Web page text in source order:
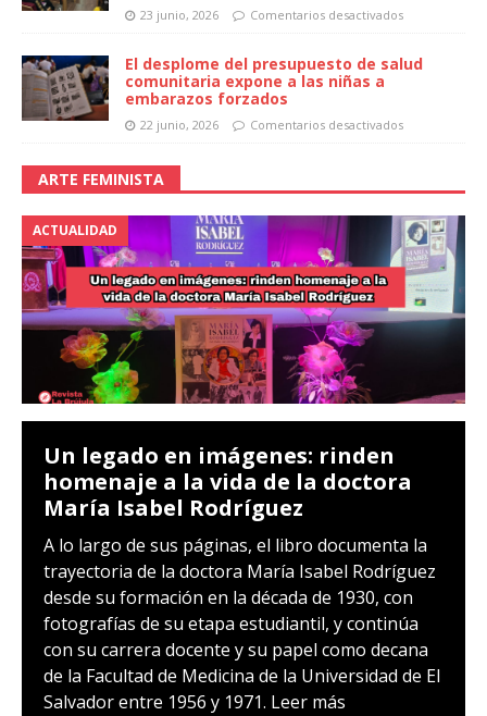
23 junio, 2026 Comentarios desactivados
El desplome del presupuesto de salud
comunitaria expone a las niñas a
embarazos forzados
22 junio, 2026 Comentarios desactivados
ARTE FEMINISTA
ACTUALIDAD
Un legado en imágenes: rinden
homenaje a la vida de la doctora
María Isabel Rodríguez
A lo largo de sus páginas, el libro documenta la
trayectoria de la doctora María Isabel Rodríguez
desde su formación en la década de 1930, con
fotografías de su etapa estudiantil, y continúa
con su carrera docente y su papel como decana
de la Facultad de Medicina de la Universidad de El
Salvador entre 1956 y 1971. Leer más